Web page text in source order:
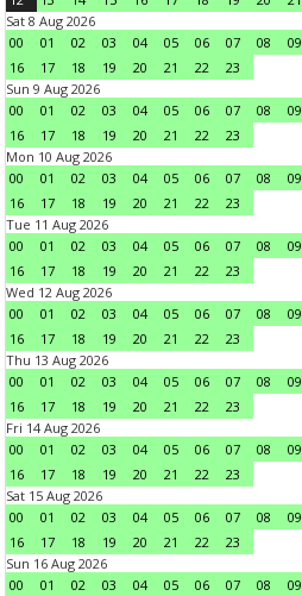
Sat 8 Aug 2026
00
01 02 03 04 05 06 07 08 09
16
17 18 19 20 21 22
23
Sun 9 Aug 2026
00
01 02 03 04 05 06 07 08 09
16
17 18 19 20 21 22
23
Mon 10 Aug 2026
00
01 02 03 04 05 06 07 08 09
16
17 18 19 20 21 22
23
Tue 11 Aug 2026
00
01 02 03 04 05 06 07 08 09
16
17 18 19 20 21 22
23
Wed 12 Aug 2026
00
01 02 03 04 05 06 07 08 09
16
17 18 19 20 21 22
23
Thu 13 Aug 2026
00
01 02 03 04 05 06 07 08 09
16
17 18 19 20 21 22
23
Fri 14 Aug 2026
00
01 02 03 04 05 06 07 08 09
16
17 18 19 20 21 22
23
Sat 15 Aug 2026
00
01 02 03 04 05 06 07 08 09
16
17 18 19 20 21 22
23
Sun 16 Aug 2026
00
01 02 03 04 05 06 07 08 09